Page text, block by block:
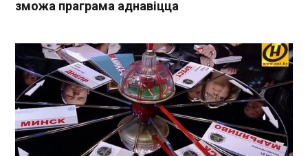
зможа праграма аднавіцца